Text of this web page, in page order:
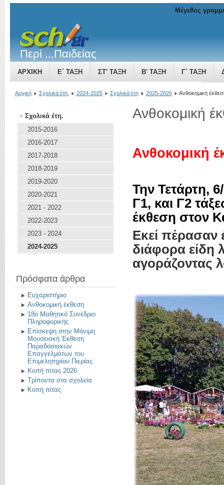
Περί ...Παιδείας
ΑΡΧΙΚΉ Ε΄ ΤΆΞΗ ΣΤ' ΤΆΞΗ Β' ΤΆΞΗ Γ΄ ΤΆΞΗ
ΤΟ ΒΥΖΑΝΤΙΝΌ ΚΡΆΤΟΣ ΜΙΑ ΔΎΝΑΜΗ ΠΟΥ ΜΕΓΑΛΏΝΕΙ
Μέγεθος
Αρχική Σχολικά έτη. 2024-2025 Σχολικά έτη 2025-2026 Ανθοκομική
Σχολικά έτη.
2015-2016
2016-2017
2017-2018
2018-2019
2019-2020
2020-2021
2021 - 2022
2022-2023
2023 - 2024
2024-2025
Πρόσφατα άρθρα
Ευχαριστήριο
Ανθοκομική έκθεση
18ο Μαθητικό Συνέδριο
Πληροφορικής
Επίσκεψη στην Μόνιμη
Μουσειακή Έκθεση
Παραδοσιακών
Επαγγελμάτων του
Επιμελητηρίου Πιερίας
Κοπή πίτας 2026
Τρίποντα στα σχολεία
Κοπή πίτας
Ανθοκομική
Ανθοκομική
Την Τετάρτη,
Γ1, και Γ2
έκθεση στον
Εκεί πέρασαν
διάφορα είδη
αγοράζοντας